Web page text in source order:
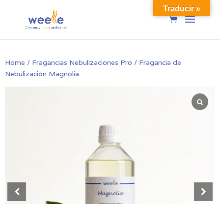
Home / Fragancias Nebulizaciones Pro / Fragancia de
Nebulización Magnolia
Traducir »